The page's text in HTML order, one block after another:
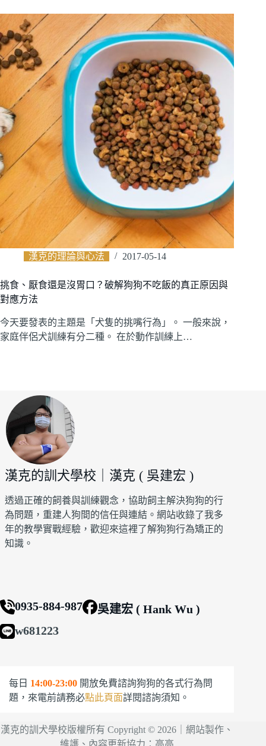
漢克的理論與心法 2017-05-14
挑食、厭食還是沒胃口？破解狗狗不吃飯的真正原因與
對應方法
今天要發表的主題是「犬隻的挑嘴行為」。 一般來說，
家庭伴侶犬訓練有分二種。 在於動作訓練上…
漢克的訓犬學校｜漢克 ( 吳建宏 )
透過正確的飼養與訓練觀念，協助飼主解決狗狗的行
為問題，重建人狗間的信任與連結。網站收錄了我多
年的教學實戰經驗，歡迎來這裡了解狗狗行為矯正的
知識。
0935-884-987
吳建宏 ( Hank Wu )
w681223
每日 14:00-23:00 開放免費諮詢狗狗的各式行為問
題，來電前請務必點此頁面詳閱諮詢須知。
漢克的訓犬學校版權所有 Copyright © 2026｜網站製作、